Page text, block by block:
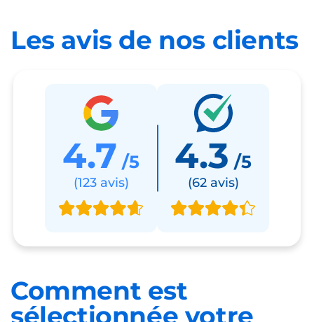
Les avis de nos clients
4.7 /5
(123 avis)
4.3 /5
(62 avis)
Comment est
sélectionnée votre